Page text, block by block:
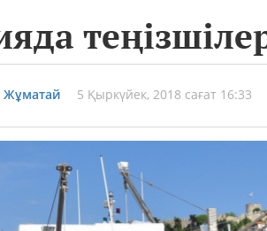
Жұматай 5 Қыркүйек, 2018 сағат 16:33